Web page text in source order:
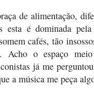
de alimentação,
esta é dominada
cafés, tão
Acho o espaço
já me
a música me peça